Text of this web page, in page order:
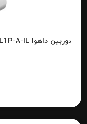
دوربین داهوا DH-IPC-HFW1239TL1P-A-IL